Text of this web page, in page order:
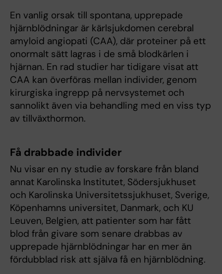
En vanlig orsak till spontana, upprepade
hjärnblödningar är kärlsjukdomen cerebral
amyloid angiopati (CAA), där proteiner på ett
onormalt sätt lagras i de små blodkärlen i
hjärnan. En rad studier har tidigare visat att
CAA kan överföras mellan individer, genom
kirurgiska ingrepp på nervsystemet och
sannolikt även via behandling med en viss typ
av tillväxthormon.
Få drabbade individer
Nu visar en ny studie av forskare från bland
annat Karolinska Institutet, Södersjukhuset
och Karolinska Universitetssjukhuset, Sverige,
Köpenhamns universitet, Danmark, och KU
Leuven, Belgien, att patienter som har fått
blod från givare som senare drabbas av
upprepade hjärnblödningar har en mer än
fördubblad risk att själva få en hjärnblödning.